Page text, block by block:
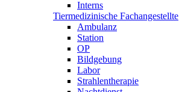
Interns
Tiermedizinische Fachangestellte
Ambulanz
Station
OP
Bildgebung
Labor
Strahlentherapie